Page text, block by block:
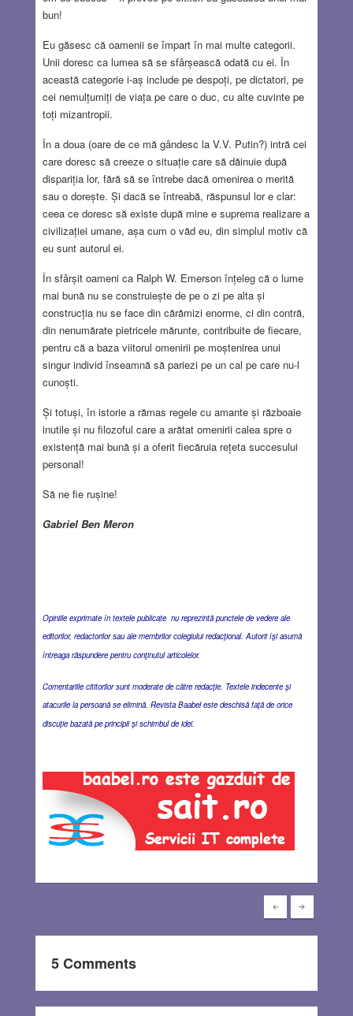
bun!
Eu găsesc că oamenii se împart în mai multe categorii.
Unii doresc ca lumea să se sfârșească odată cu ei. În
această categorie i-aș include pe despoți, pe dictatori, pe
cei nemulțumiți de viața pe care o duc, cu alte cuvinte pe
toți mizantropii.
În a doua (oare de ce mă gândesc la V.V. Putin?) intră cei
care doresc să creeze o situație care să dăinuie după
dispariția lor, fără să se întrebe dacă omenirea o merită
sau o dorește. Și dacă se întreabă, răspunsul lor e clar:
ceea ce doresc să existe după mine e suprema realizare a
civilizației umane, așa cum o văd eu, din simplul motiv că
eu sunt autorul ei.
În sfârșit oameni ca Ralph W. Emerson înțeleg că o lume
mai bună nu se construiește de pe o zi pe alta și
construcția nu se face din cărămizi enorme, ci din contră,
din nenumărate pietricele mărunte, contribuite de fiecare,
pentru că a baza viitorul omenirii pe moștenirea unui
singur individ înseamnă să pariezi pe un cal pe care nu-l
cunoști.
Și totuși, în istorie a rămas regele cu amante și războaie
inutile și nu filozoful care a arătat omenirii calea spre o
existență mai bună și a oferit fiecăruia rețeta succesului
personal!
Să ne fie rușine!
Gabriel Ben Meron
Opiniile exprimate în textele publicate nu reprezintă punctele de vedere ale
editorilor, redactorilor sau ale membrilor colegiului redacţional. Autorii îşi asumă
întreaga răspundere pentru conţinutul articolelor.
Comentariile cititorilor sunt moderate de către redacţie. Textele indecente şi
atacurile la persoană se elimină. Revista Baabel este deschisă faţă de orice
discuţie bazată pe principii şi schimbul de idei.
5 Comments